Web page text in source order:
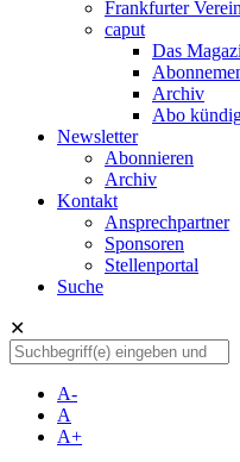
Frankfurter Verein
caput
Das
Archiv
Abo
Newsletter
Abonnieren
Archiv
Kontakt
Ansprechpartner
Sponsoren
Stellenportal
Suche
✕
A-
A
A+